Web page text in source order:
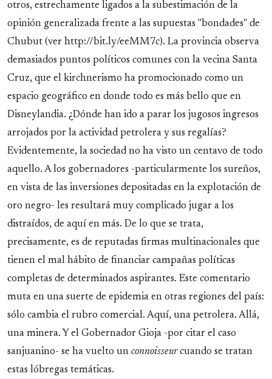
otros, estrechamente ligados a la subestimación de la
opinión generalizada frente a las supuestas "bondades" de
Chubut (ver http://bit.ly/eeMM7c). La provincia observa
demasiados puntos políticos comunes con la vecina Santa
Cruz, que el kirchnerismo ha promocionado como un
espacio geográfico en donde todo es más bello que en
Disneylandia. ¿Dónde han ido a parar los jugosos ingresos
arrojados por la actividad petrolera y sus regalías?
Evidentemente, la sociedad no ha visto un centavo de todo
aquello. A los gobernadores -particularmente los sureños,
en vista de las inversiones depositadas en la explotación de
oro negro- les resultará muy complicado jugar a los
distraídos, de aquí en más. De lo que se trata,
precisamente, es de reputadas firmas multinacionales que
tienen el mal hábito de financiar campañas políticas
completas de determinados aspirantes. Este comentario
muta en una suerte de epidemia en otras regiones del país:
sólo cambia el rubro comercial. Aquí, una petrolera. Allá,
una minera. Y el Gobernador Gioja -por citar el caso
sanjuanino- se ha vuelto un connoisseurcuando se tratan
estas lóbregas temáticas.